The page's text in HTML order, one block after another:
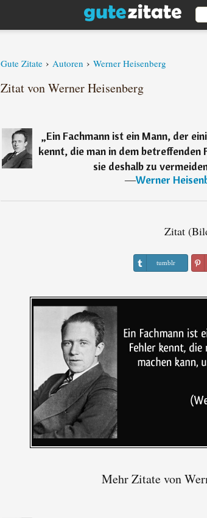
Gute Zitate › Autoren › Werner Heisenberg
Zitat von Werner Heisenberg
„Ein Fachmann ist ein Mann, der
kennt, die man in dem betreffenden
sie deshalb zu
―Werner
Zitat
tumblr
Mehr Zitate von